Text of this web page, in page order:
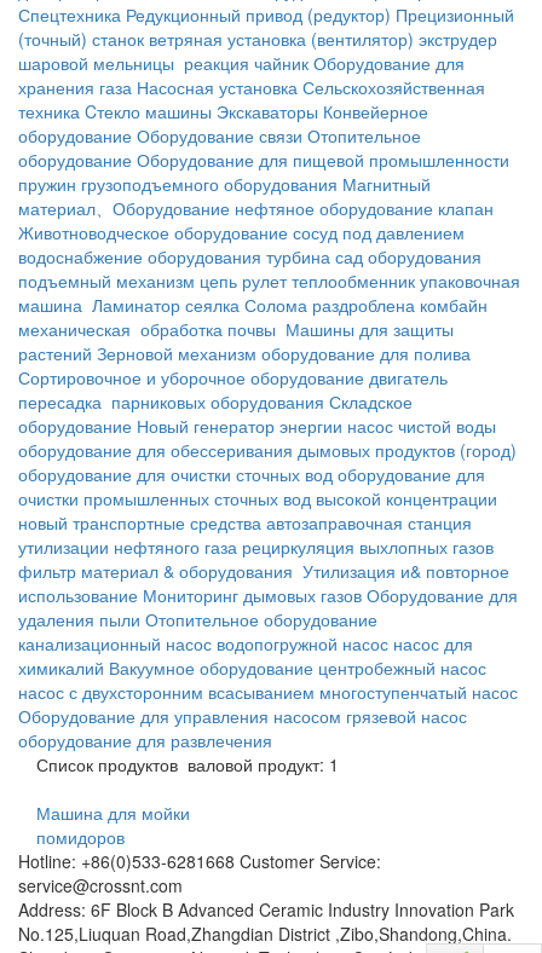
Спецтехника Редукционный привод (редуктор) Прецизионный
(точный) станок ветряная установка (вентилятор) экструдер
шаровой мельницы реакция чайник Оборудование для
хранения газа Насосная установка Сельскохозяйственная
техника Cтекло машины Экскаваторы Конвейерное
оборудование Оборудование связи Отопительное
оборудование Оборудование для пищевой промышленности
пружин грузоподъемного оборудования Магнитный
материал、Оборудование нефтяное оборудование клапан
Животноводческое оборудование сосуд под давлением
водоснабжение оборудования турбина сад оборудования
подъемный механизм цепь рулет теплообменник упаковочная
машина Ламинатор сеялка Солома раздроблена комбайн
механическая обработка почвы Машины для защиты
растений Зерновой механизм оборудование для полива
Сортировочное и уборочное оборудование двигатель
пересадка парниковых оборудования Складское
оборудование Новый генератор энергии насос чистой воды
оборудование для обессеривания дымовых продуктов (город)
оборудование для очистки сточных вод оборудование для
очистки промышленных сточных вод высокой концентрации
новый транспортные средства автозаправочная станция
утилизации нефтяного газа рециркуляция выхлопных газов
фильтр материал & оборудования Утилизация и& повторное
использование Мониторинг дымовых газов Оборудование для
удаления пыли Отопительное оборудование
канализационный насос водопогружной насос насос для
химикалий Вакуумное оборудование центробежный насос
насос с двухсторонним всасыванием многоступенчатый насос
Оборудование для управления насосом грязевой насос
оборудование для развлечения
Список продуктов валовой продукт: 1
Машина для мойки
помидоров
Hotline: +86(0)533-6281668 Customer Service:
service@crossnt.com
Address: 6F Block B Advanced Ceramic Industry Innovation Park
No.125,Liuquan Road,Zhangdian District ,Zibo,Shandong,China.